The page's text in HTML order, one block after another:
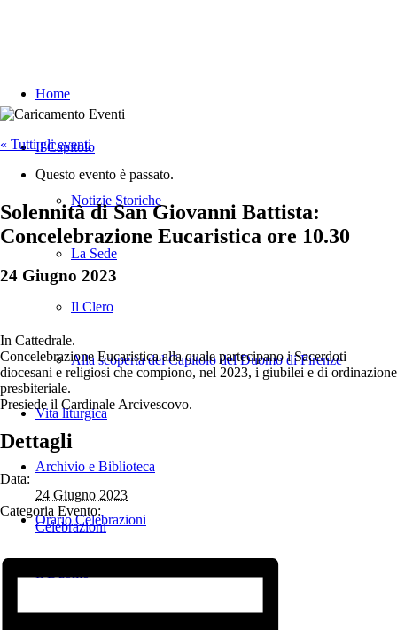
Home
Il Capitolo
Notizie Storiche
La Sede
Il Clero
Alla scoperta del Capitolo del Duomo di Firenze
Vita liturgica
Archivio e Biblioteca
Orario Celebrazioni
« Tutti gli eventi
Questo evento è passato.
Solennità di San Giovanni Battista:
Concelebrazione Eucaristica ore 10.30
24 Giugno 2023
In Cattedrale.
Concelebrazione Eucaristica alla quale partecipano i Sacerdoti
diocesani e religiosi che compiono, nel 2023, i giubilei e di ordinazione
presbiteriale.
Presiede il Cardinale Arcivescovo.
Dettagli
Data:
24 Giugno 2023
Categoria Evento:
Celebrazioni